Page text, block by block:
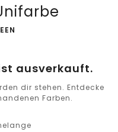
ausverkauft.
dir stehen. Entdecke
Farben.